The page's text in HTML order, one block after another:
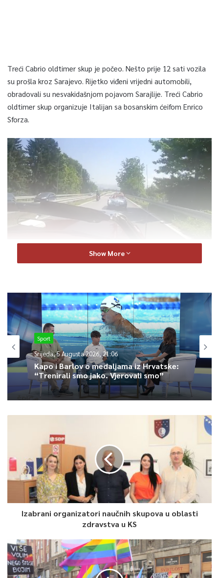
Treći Cabrio oldtimer skup je počeo. Nešto prije 12 sati vozila
su prošla kroz Sarajevo. Rijetko viđeni vrijedni automobili,
obradovali su nesvakidašnjom pojavom Sarajlije. Treći Cabrio
oldtimer skup organizuje Italijan sa bosanskim ćeifom Enrico
Sforza.
Dobro očuvani stari automobili koji vrijede pravo malo
bogatstvo krenuli su da mame osmijehe od Sarajeva, preko
Iz Sarajeva oldtimeri putuju za Podgoricu
Pogledajte snimak Ljudski.ba
0
Article Rating
Show More
Sport
Srijeda, 5 Augusta 2026, 21:06
Kapo i Barlov o medaljama iz Hrvatske:
“Trenirali smo jako. Vjerovali smo”
Izabrani organizatori naučnih skupova u oblasti
zdravstva u KS